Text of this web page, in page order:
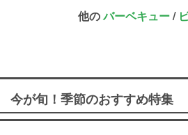
他のバーベキュー/
今が旬！季節のおすすめ特集